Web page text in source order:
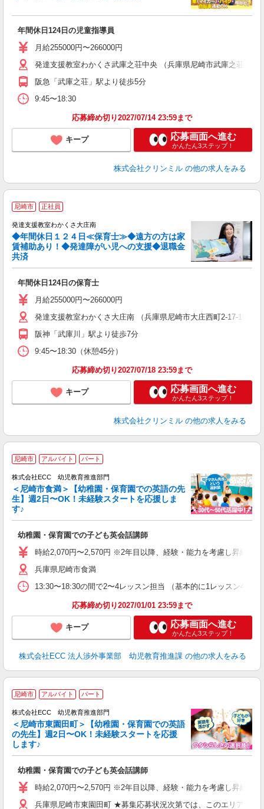
年間休日124日の児童指導員
月給255000円〜266000円
発達支援教室わかくさ武庫之荘中央 （兵庫県尼崎市武庫之荘東２
阪急「武庫之荘」駅より徒歩5分
9:45〜18:30
応募締め切り2027/07/14 23:59まで
キープ 応募画面へ進む
かんたん3ステップ！
株式会社クリンミル の他の求人をみる
尼崎市 正社員
発達支援教室わかくさ大庄南
◆年間休日１２４日≪保育士≫◆遠方の方は家
賃補助あり！◆発達障がい児への支援◆退職金
共済
年間休日124日の保育士
月給255000円〜266000円
発達支援教室わかくさ大庄南 （兵庫県尼崎市大庄西町2-17-10）
阪神「武庫川」駅より徒歩7分
9:45〜18:30（休憩45分）
応募締め切り2027/07/18 23:59まで
キープ 応募画面へ進む
かんたん3ステップ！
株式会社クリンミル の他の求人をみる
尼崎市 アルバイト パート
株式会社ECC 幼児教育推進部門
＜尼崎市食満＞【幼稚園・保育園での英語の先
生】週2日〜OK！未経験スタートを応援しま
す♪
幼稚園・保育園での子ども英会話講師
時給2,070円〜2,570円 ※2年目以降、経験・能力を考慮し昇給有
兵庫県尼崎市食満
13:30〜18:30の間で2〜4レッスン担当 （基本的に1レッスン40
応募締め切り2027/01/01 23:59まで
キープ 応募画面へ進む
かんたん3ステップ！
株式会社ECC 法人渉外事業部 幼児教育推進課 の他の求人をみる
尼崎市 アルバイト パート
株式会社ECC 幼児教育推進部門
＜尼崎市東園田町＞【幼稚園・保育園での英語
の先生】週2日〜OK！未経験スタートを応援
します♪
幼稚園・保育園での子ども英会話講師
時給2,070円〜2,570円 ※2年目以降、経験・能力を考慮し昇給有
兵庫県尼崎市東園田町 ★募集応募状況次第では、このエリアの近